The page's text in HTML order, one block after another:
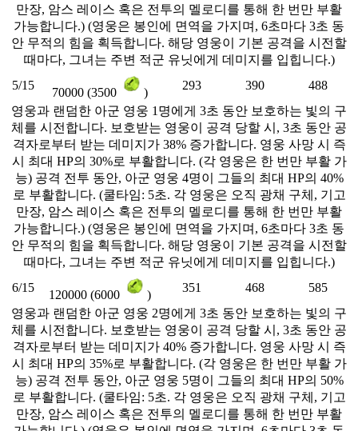
만장, 암스 레이스 혹은 전투의 멜로디를 통해 한 번만 부활
가능합니다.) (영웅은 봉인에 면역을 가지며, 6초마다 3초 동
안 무적의 힘을 획득합니다. 해당 영웅이 기본 공격을 시전할
때마다, 그녀는 주변 적군 유닛에게 데미지를 입힙니다.)
5/15
70000 (3500 )
293 390
488
영웅과 랜덤한 아군 영웅 1명에게 3초 동안 보호하는 빛의 구
체를 시전합니다. 보호받는 영웅이 공격 당할 시, 3초 동안 공
격자로부터 받는 데미지가 38% 증가합니다. 영웅 사망 시 즉
시 최대 HP의 30%로 부활합니다. (각 영웅은 한 번만 부활 가
능) 공격 전투 동안, 아군 영웅 4명이 그들의 최대 HP의 40%
로 부활합니다. (쿨타임: 5초. 각 영웅은 오직 광채 구체, 기고
만장, 암스 레이스 혹은 전투의 멜로디를 통해 한 번만 부활
가능합니다.) (영웅은 봉인에 면역을 가지며, 6초마다 3초 동
안 무적의 힘을 획득합니다. 해당 영웅이 기본 공격을 시전할
때마다, 그녀는 주변 적군 유닛에게 데미지를 입힙니다.)
6/15
120000 (6000 )
351 468
585
영웅과 랜덤한 아군 영웅 2명에게 3초 동안 보호하는 빛의 구
체를 시전합니다. 보호받는 영웅이 공격 당할 시, 3초 동안 공
격자로부터 받는 데미지가 40% 증가합니다. 영웅 사망 시 즉
시 최대 HP의 35%로 부활합니다. (각 영웅은 한 번만 부활 가
능) 공격 전투 동안, 아군 영웅 5명이 그들의 최대 HP의 50%
로 부활합니다. (쿨타임: 5초. 각 영웅은 오직 광채 구체, 기고
만장, 암스 레이스 혹은 전투의 멜로디를 통해 한 번만 부활